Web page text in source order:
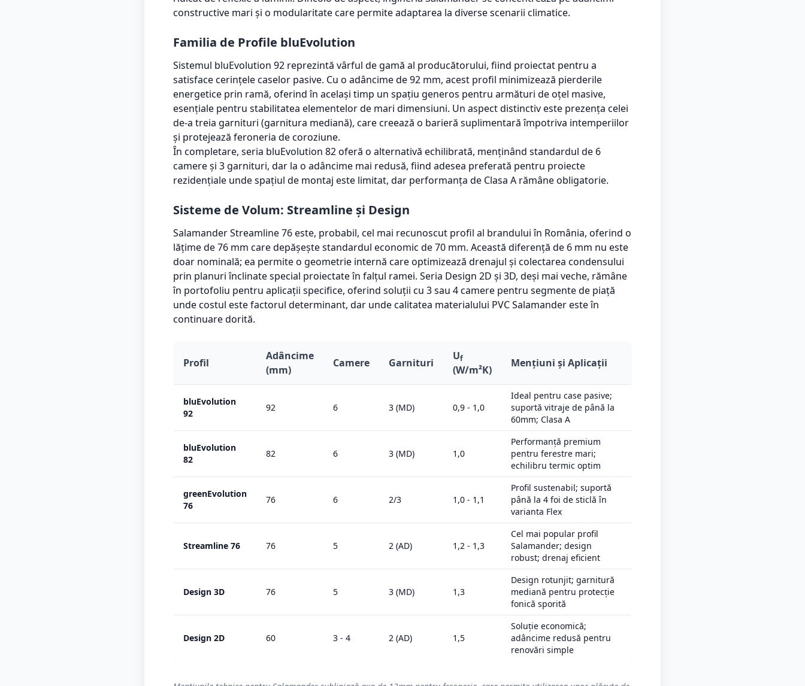
constructive mari și o modularitate care permite adaptarea la diverse scenarii climatice.
Familia de Profile bluEvolution
Sistemul bluEvolution 92 reprezintă vârful de gamă al producătorului, fiind proiectat pentru a
satisface cerințele caselor pasive. Cu o adâncime de 92 mm, acest profil minimizează pierderile
energetice prin ramă, oferind în același timp un spațiu generos pentru armături de oțel masive,
esențiale pentru stabilitatea elementelor de mari dimensiuni. Un aspect distinctiv este prezența celei
de-a treia garnituri (garnitura mediană), care creează o barieră suplimentară împotriva intemperiilor
și protejează feroneria de coroziune.
În completare, seria bluEvolution 82 oferă o alternativă echilibrată, menținând standardul de 6
camere și 3 garnituri, dar la o adâncime mai redusă, fiind adesea preferată pentru proiecte
rezidențiale unde spațiul de montaj este limitat, dar performanța de Clasa A rămâne obligatorie.
Sisteme de Volum: Streamline și Design
Salamander Streamline 76 este, probabil, cel mai recunoscut profil al brandului în România, oferind o
lățime de 76 mm care depășește standardul economic de 70 mm. Această diferență de 6 mm nu este
doar nominală; ea permite o geometrie internă care optimizează drenajul și colectarea condensului
prin planuri înclinate special proiectate în falțul ramei. Seria Design 2D și 3D, deși mai veche, rămâne
în portofoliu pentru aplicații specifice, oferind soluții cu 3 sau 4 camere pentru segmente de piață
unde costul este factorul determinant, dar unde calitatea materialului PVC Salamander este în
continuare dorită.
Profil
Adâncime
(mm)
Camere Garnituri
Uf
(W/m²K)
Mențiuni și Aplicații
bluEvolution
92
92 6 3 (MD) 0,9 - 1,0
Ideal pentru case pasive;
suportă vitraje de până la
60mm; Clasa A
bluEvolution
82
82 6 3 (MD) 1,0
Performanță premium
pentru ferestre mari;
echilibru termic optim
greenEvolution
76
76 6 2/3 1,0 - 1,1
Profil sustenabil; suportă
până la 4 foi de sticlă în
varianta Flex
Streamline 76 76 5 2 (AD) 1,2 - 1,3
Cel mai popular profil
Salamander; design
robust; drenaj eficient
Design 3D 76 5 3 (MD) 1,3
Design rotunjit; garnitură
mediană pentru protecție
fonică sporită
Design 2D 60 3 - 4 2 (AD) 1,5
Soluție economică;
adâncime redusă pentru
renovări simple